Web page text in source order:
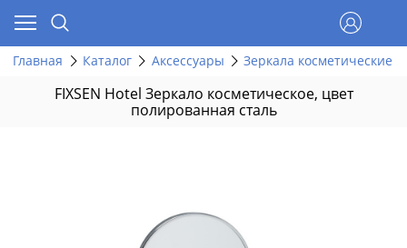
Главная Каталог Аксессуары Зеркала косметические
FIXSEN Hotel Зеркало косметическое, цвет
полированная сталь